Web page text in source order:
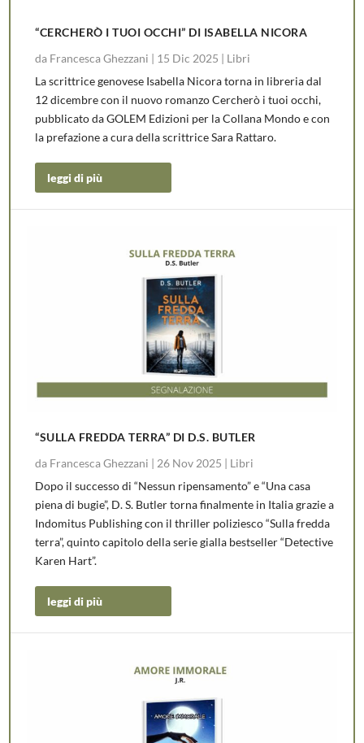
“CERCHERÒ I TUOI OCCHI” DI ISABELLA NICORA
da Francesca Ghezzani | 15 Dic 2025 | Libri
La scrittrice genovese Isabella Nicora torna in libreria dal
12 dicembre con il nuovo romanzo Cercherò i tuoi occhi,
pubblicato da GOLEM Edizioni per la Collana Mondo e con
la prefazione a cura della scrittrice Sara Rattaro.
leggi di più
“SULLA FREDDA TERRA” DI D.S. BUTLER
da Francesca Ghezzani | 26 Nov 2025 | Libri
Dopo il successo di “Nessun ripensamento” e “Una casa
piena di bugie”, D. S. Butler torna finalmente in Italia grazie a
Indomitus Publishing con il thriller poliziesco “Sulla fredda
terra”, quinto capitolo della serie gialla bestseller “Detective
Karen Hart”.
leggi di più